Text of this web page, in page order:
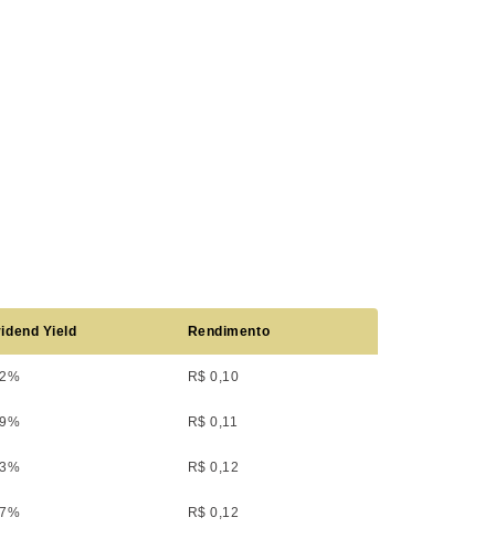
Yield Rendimento
R$ 0,10
R$ 0,11
R$ 0,12
R$ 0,12